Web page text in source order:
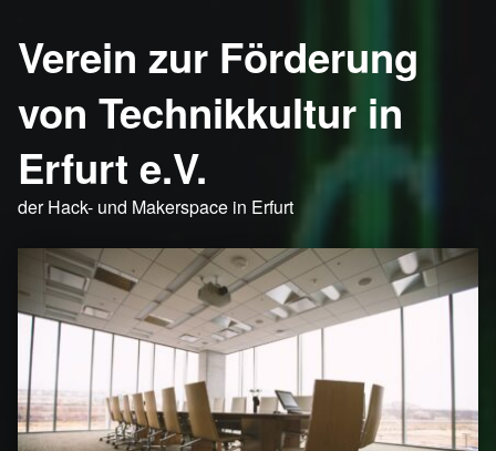
Verein zur Förderung
von Technikkultur in
Erfurt e.V.
der Hack- und Makerspace in Erfurt